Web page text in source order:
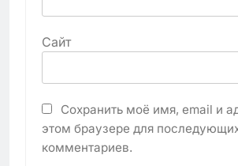
Сайт
Сохранить моё имя, email и
этом браузере для
комментариев.